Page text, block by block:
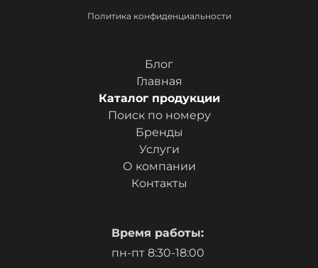
Политика конфиденциальности
Блог
Главная
Каталог продукции
Поиск по номеру
Бренды
Услуги
О компании
Контакты
Время работы:
пн-пт 8:30-18:00